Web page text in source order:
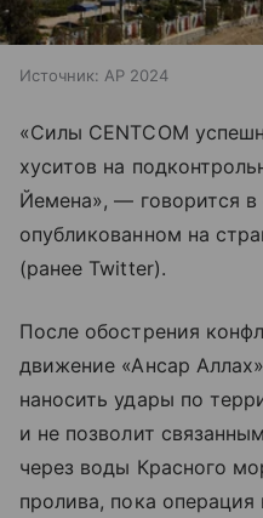
Источник: AP 2024
«Силы CENTCOM
хуситов на
Йемена», — говорится
опубликованном на
(ранее Twitter).
После обострения
движение «Ансар
наносить удары по
и не позволит
через воды Красного
пролива, пока